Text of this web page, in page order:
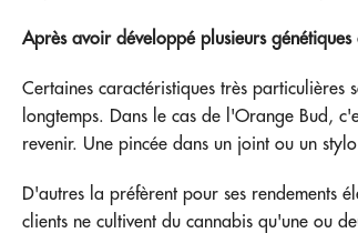
Après avoir développé plusieurs
Certaines caractéristiques très particulières
longtemps. Dans le cas de l'Orange Bud,
revenir. Une pincée dans un joint ou un
D'autres la préfèrent pour ses rendements
clients ne cultivent du cannabis qu'une ou